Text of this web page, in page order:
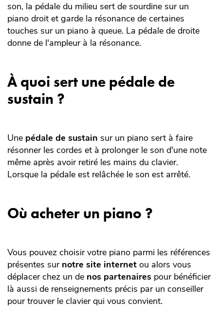
son, la pédale du milieu sert de sourdine sur un
piano droit et garde la résonance de certaines
touches sur un piano à queue. La pédale de droite
donne de l'ampleur à la résonance.
À quoi sert une pédale de
sustain ?
Une pédale de sustain sur un piano sert à faire
résonner les cordes et à prolonger le son d'une note
même après avoir retiré les mains du clavier.
Lorsque la pédale est relâchée le son est arrêté.
Où acheter un piano ?
Vous pouvez choisir votre piano parmi les références
présentes sur notre site internet ou alors vous
déplacer chez un de nos partenaires pour bénéficier
là aussi de renseignements précis par un conseiller
pour trouver le clavier qui vous convient.